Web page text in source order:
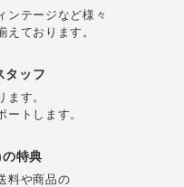
ンテージなど様々
えております。
タッフ
ます。
ートします。
特典
料や商品の